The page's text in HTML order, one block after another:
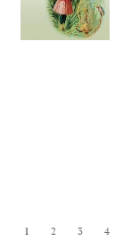
1 2 3 4